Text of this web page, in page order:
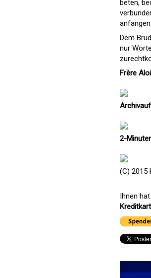
beten,
anfangen.
Dem
nur
Frère
2-
(C) 2015
Ihnen